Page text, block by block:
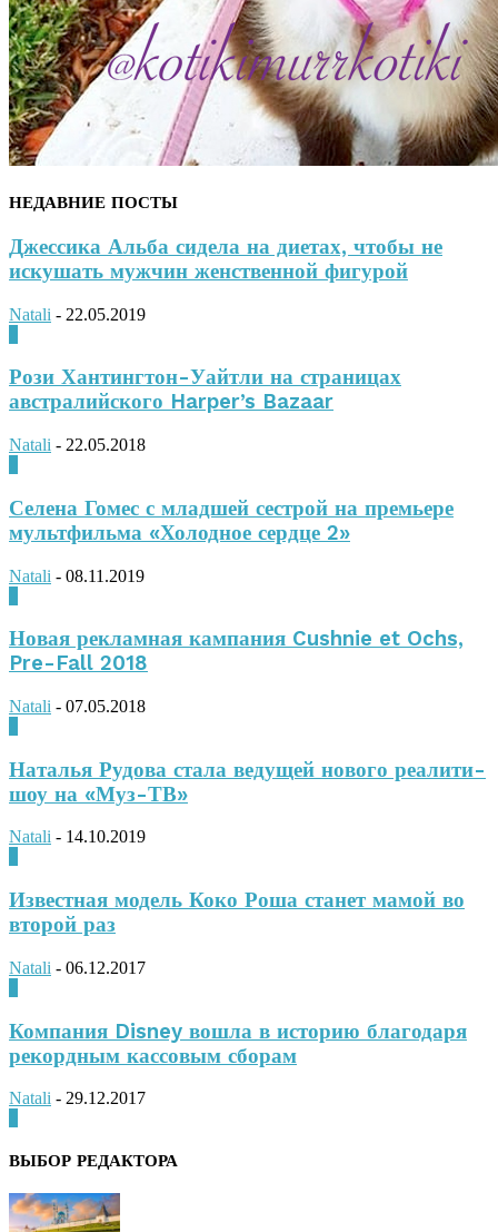
НЕДАВНИЕ ПОСТЫ
Джессика Альба сидела на диетах, чтобы не
искушать мужчин женственной фигурой
Natali - 22.05.2019
Рози Хантингтон-Уайтли на страницах
австралийского Harper’s Bazaar
Natali - 22.05.2018
Селена Гомес с младшей сестрой на премьере
мультфильма «Холодное сердце 2»
Natali - 08.11.2019
Новая рекламная кампания Cushnie et Ochs,
Pre-Fall 2018
Natali - 07.05.2018
Наталья Рудова стала ведущей нового реалити-
шоу на «Муз-ТВ»
Natali - 14.10.2019
Известная модель Коко Роша станет мамой во
второй раз
Natali - 06.12.2017
Компания Disney вошла в историю благодаря
рекордным кассовым сборам
Natali - 29.12.2017
ВЫБОР РЕДАКТОРА